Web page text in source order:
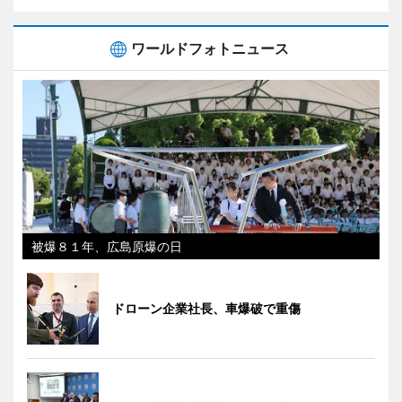
ワールドフォトニュース
被爆８１年、広島原爆の日
ドローン企業社長、車爆破で重傷